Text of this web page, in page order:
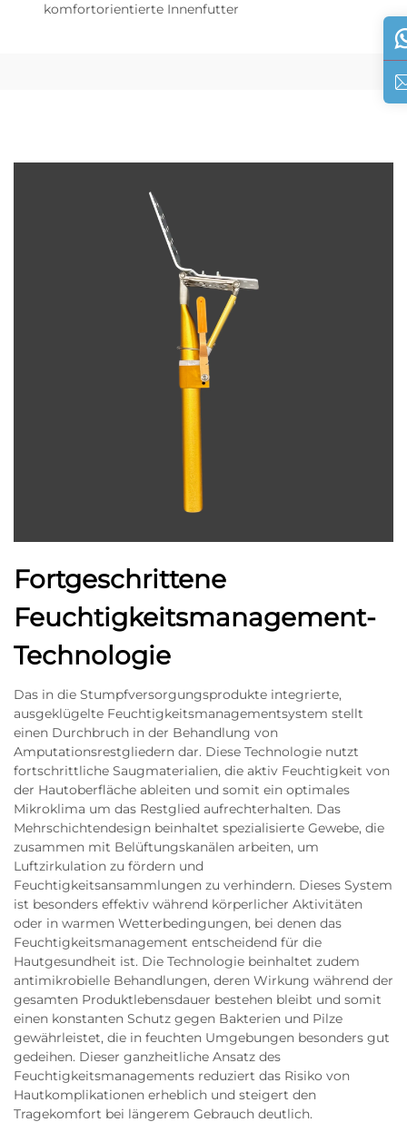
komfortorientierte Innenfutter
Fortgeschrittene
Feuchtigkeitsmanagement-
Technologie
Das in die Stumpfversorgungsprodukte integrierte,
ausgeklügelte Feuchtigkeitsmanagementsystem stellt
einen Durchbruch in der Behandlung von
Amputationsrestgliedern dar. Diese Technologie nutzt
fortschrittliche Saugmaterialien, die aktiv Feuchtigkeit von
der Hautoberfläche ableiten und somit ein optimales
Mikroklima um das Restglied aufrechterhalten. Das
Mehrschichtendesign beinhaltet spezialisierte Gewebe, die
zusammen mit Belüftungskanälen arbeiten, um
Luftzirkulation zu fördern und
Feuchtigkeitsansammlungen zu verhindern. Dieses System
ist besonders effektiv während körperlicher Aktivitäten
oder in warmen Wetterbedingungen, bei denen das
Feuchtigkeitsmanagement entscheidend für die
Hautgesundheit ist. Die Technologie beinhaltet zudem
antimikrobielle Behandlungen, deren Wirkung während der
gesamten Produktlebensdauer bestehen bleibt und somit
einen konstanten Schutz gegen Bakterien und Pilze
gewährleistet, die in feuchten Umgebungen besonders gut
gedeihen. Dieser ganzheitliche Ansatz des
Feuchtigkeitsmanagements reduziert das Risiko von
Hautkomplikationen erheblich und steigert den
Tragekomfort bei längerem Gebrauch deutlich.